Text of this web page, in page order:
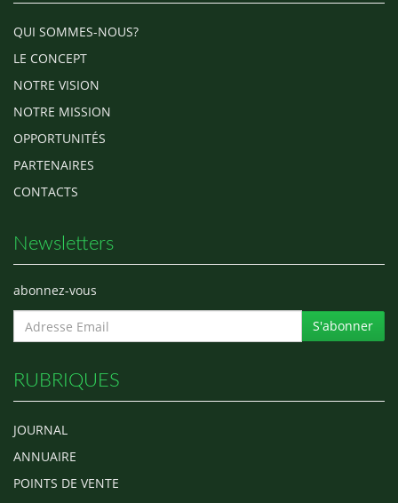
QUI SOMMES-NOUS?
LE CONCEPT
NOTRE VISION
NOTRE MISSION
OPPORTUNITÉS
PARTENAIRES
CONTACTS
Newsletters
abonnez-vous
S'abonner
RUBRIQUES
JOURNAL
ANNUAIRE
POINTS DE VENTE